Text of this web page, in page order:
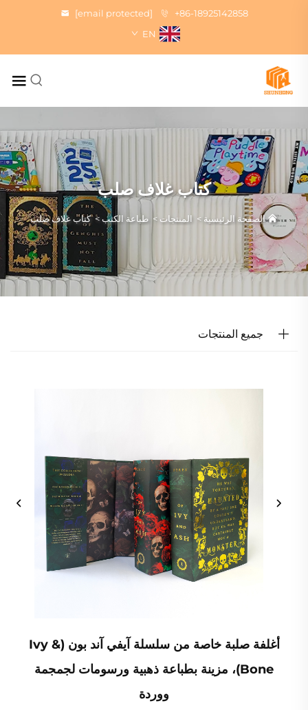
+86-18925142858
[email protected]
EN
كتاب غلاف صلب
الصفحة الرئيسية > المنتجات > طباعة الكتب>كتاب غلاف صلب
جميع المنتجات
أغلفة صلبة خاصة من سلسلة آيفي آند بون (Ivy &
Bone)، مزينة بطباعة ذهبية ورسومات لجمجمة
ووردة